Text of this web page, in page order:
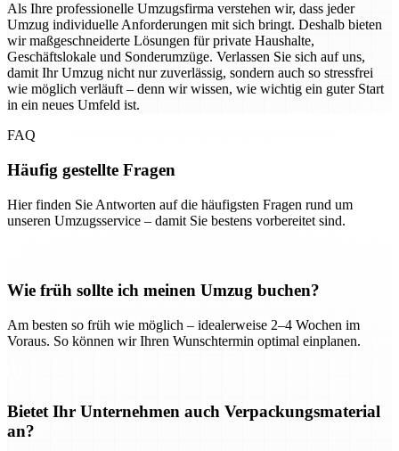
Als Ihre professionelle Umzugsfirma verstehen wir, dass jeder
Umzug individuelle Anforderungen mit sich bringt. Deshalb bieten
wir maßgeschneiderte Lösungen für private Haushalte,
Geschäftslokale und Sonderumzüge. Verlassen Sie sich auf uns,
damit Ihr Umzug nicht nur zuverlässig, sondern auch so stressfrei
wie möglich verläuft – denn wir wissen, wie wichtig ein guter Start
in ein neues Umfeld ist.
FAQ
Häufig gestellte Fragen
Hier finden Sie Antworten auf die häufigsten Fragen rund um
unseren Umzugsservice – damit Sie bestens vorbereitet sind.
Wie früh sollte ich meinen Umzug buchen?
Am besten so früh wie möglich – idealerweise 2–4 Wochen im
Voraus. So können wir Ihren Wunschtermin optimal einplanen.
Bietet Ihr Unternehmen auch Verpackungsmaterial
an?